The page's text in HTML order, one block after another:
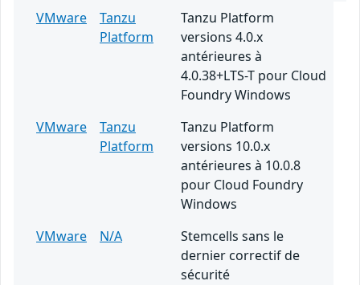
VMware
Tanzu
Platform
Tanzu Platform
versions 4.0.x
antérieures à
4.0.38+LTS-T pour Cloud
Foundry Windows
VMware
Tanzu
Platform
Tanzu Platform
versions 10.0.x
antérieures à 10.0.8
pour Cloud Foundry
Windows
VMware
N/A
Stemcells sans le
dernier correctif de
sécurité